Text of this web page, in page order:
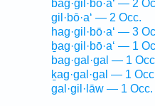
bag·gil·bō·a‘ — 2
gil·bō·a‘ — 2 Occ.
hag·gil·bō·a‘ — 3
ḇag·gil·bō·a‘ — 1
bag·gal·gal — 1
ḵag·gal·gal — 1
gal·gil·lāw — 1 Occ.